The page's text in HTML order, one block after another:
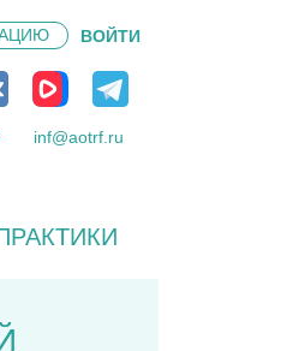
ВОЙТИ
inf@aotrf.ru